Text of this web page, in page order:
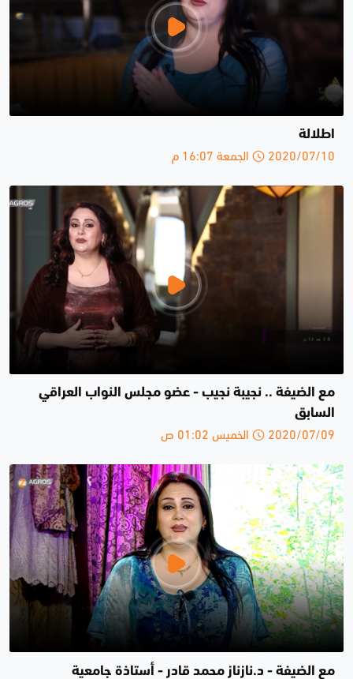
اطلالة
2020/07/10 الجمعة 16:07 م
مع الضيفة .. نجيبة نجيب - عضو مجلس النواب العراقي
السابق
2020/07/09 الخميس 01:02 ص
مع الضيفة - د.نازناز محمد قادر - أستاذة جامعية